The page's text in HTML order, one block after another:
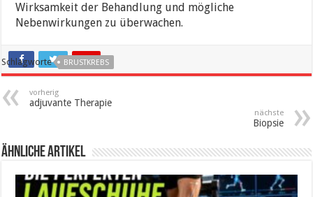
Wirksamkeit der Behandlung und mögliche
Nebenwirkungen zu überwachen.
Schlagworte BRUSTKREBS
vorherig
adjuvante Therapie
nächste
Biopsie
ähnliche Artikel